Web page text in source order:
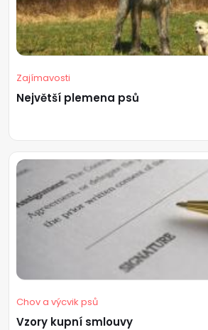
Zajímavosti
Největší plemena psů
Chov a výcvik psů
Vzory kupní smlouvy